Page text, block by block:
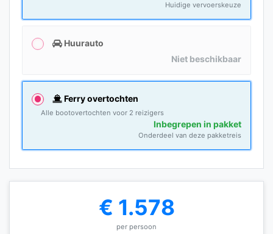
Huidige vervoerskeuze
Huurauto
Niet beschikbaar
Ferry overtochten
Alle bootovertochten voor 2 reizigers
Inbegrepen in pakket
Onderdeel van deze pakketreis
€ 1.578
per persoon